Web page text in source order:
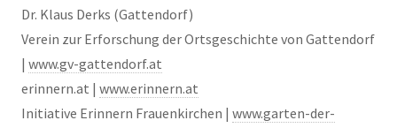
Dr. Klaus Derks (Gattendorf)
Verein zur Erforschung der Ortsgeschichte von Gattendorf
| www.gv-gattendorf.at
erinnern.at | www.erinnern.at
Initiative Erinnern Frauenkirchen | www.garten-der-